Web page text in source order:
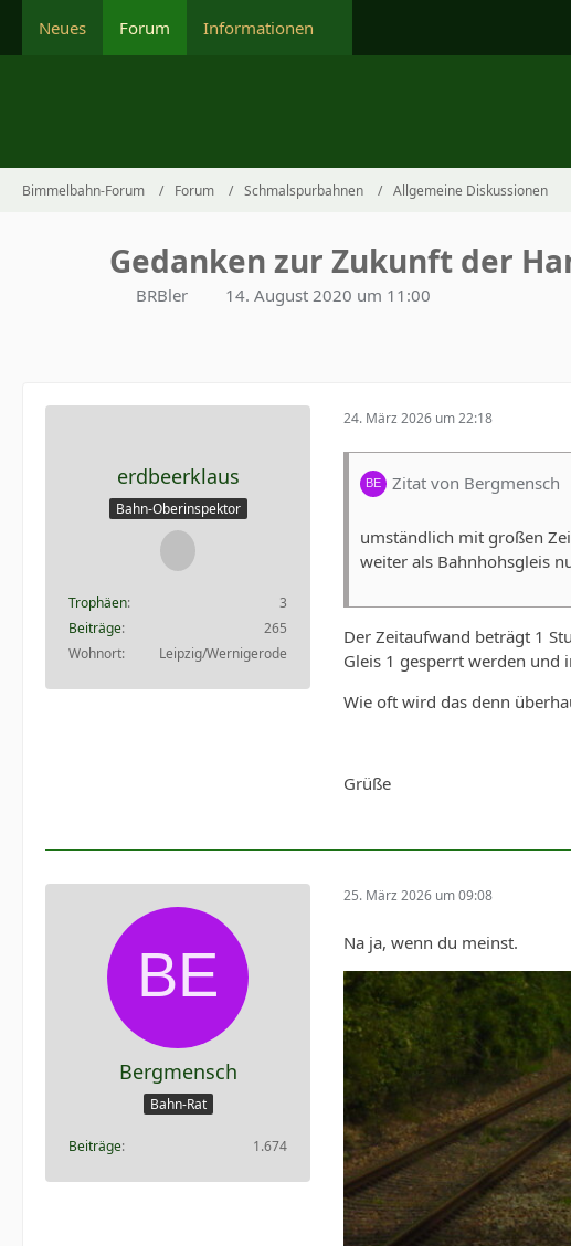
Neues Forum Informationen
Bimmelbahn-Forum Forum Schmalspurbahnen Allgemeine Diskussionen
Gedanken zur Zukunft der
BRBler 14. August 2020 um 11:00
erdbeerklaus
Bahn-Oberinspektor
Trophäen
3
Beiträge
265
Wohnort
Leipzig/Wernigerode
24. März 2026 um 22:18
Zitat von Bergmensch
umständlich mit großen
weiter als Bahnhohsgleis
Der Zeitaufwand beträgt 1
Gleis 1 gesperrt werden und
Wie oft wird das denn
Grüße
Bergmensch
Bahn-Rat
Beiträge 1.674
25. März 2026 um 09:08
Na ja, wenn du meinst.